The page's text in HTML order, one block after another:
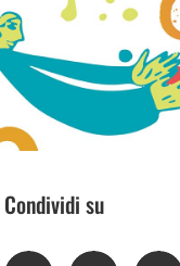
Condividi su